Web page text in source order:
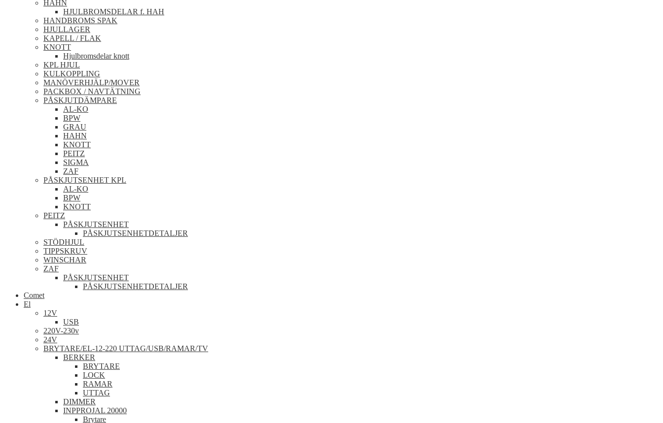
HAHN
HJULBROMSDELAR f. HAH
HANDBROMS SPAK
HJULLAGER
KAPELL / FLAK
KNOTT
Hjulbromsdelar knott
KPL HJUL
KULKOPPLING
MANÖVERHJÄLP/MOVER
PACKBOX / NAVTÄTNING
PÅSKJUTDÄMPARE
AL-KO
BPW
GRAU
HAHN
KNOTT
PEITZ
SIGMA
ZAF
PÅSKJUTSENHET KPL
AL-KO
BPW
KNOTT
PEITZ
PÅSKJUTSENHET
PÅSKJUTSENHETDETALJER
STÖDHJUL
TIPPSKRUV
WINSCHAR
ZAF
PÅSKJUTSENHET
PÅSKJUTSENHETDETALJER
Comet
El
12V
USB
220V-230v
24V
BRYTARE/EL-12-220 UTTAG/USB/RAMAR/TV
BERKER
BRYTARE
LOCK
RAMAR
UTTAG
DIMMER
INPPROJAL 20000
Brytare